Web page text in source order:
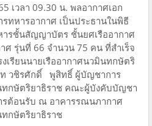
เวลา 09.30 น. พลอากาศเอก
หารอากาศ เป็นประธานในพิธี
รชั้นสัญญาบัตร ชั้นยศเรืออากาศ
ศ รุ่นที่ 66 จำนวน 75 คน ที่สำเร็จ
เรียนนายเรืออากาศนวมินทกษัตริ
ท วชิรศักดิ์ พูสิทธิ์ ผู้บัญชาการ
ทกษัตริยาธิราช คณะผู้บังคับบัญชา
ต้อนรับ ณ อาคารรณนภากาศ
ทกษัตริยาธิราช